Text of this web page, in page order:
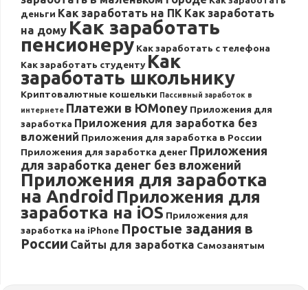
деньги Как заработать на ПК Как заработать
на дому Как заработать
пенсионеру Как заработать с телефона
Как заработать студенту Как
заработать школьнику
Криптовалютные кошельки Пассивный заработок в
интернете Платежи в ЮMoney Приложения для
заработка Приложения для заработка без
вложений Приложения для заработка в России
Приложения для заработка денег Приложения
для заработка денег без вложений
Приложения для заработка
на Android Приложения для
заработка на iOS Приложения для
заработка на iPhone Простые задания в
России Сайты для заработка Самозанятым